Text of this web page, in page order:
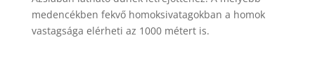
medencékben fekvő homoksivatagokban a homok
vastagsága elérheti az 1000 métert is.